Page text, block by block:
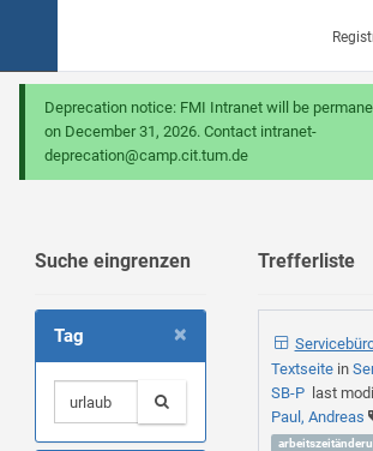
Deprecation notice: FMI Intranet will be
on December 31, 2026. Contact intranet-
deprecation@camp.cit.tum.de
Suche eingrenzen
×
Tag
Trefferliste
Textseite in
SB-Plast
Paul, Andreas